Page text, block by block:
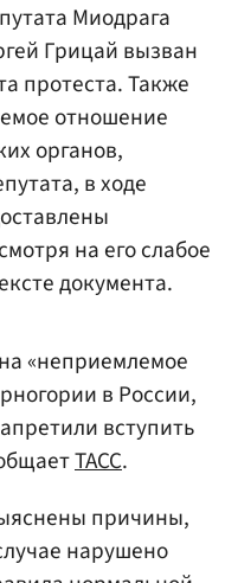
Миодрага
Грицай вызван
протеста. Также
отношение
органов,
в ходе
на его слабое
документа.
«неприемлемое
в России,
вступить
ТАСС.
причины,
нарушено